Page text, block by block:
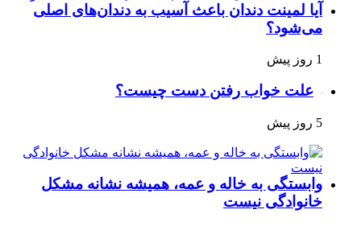
آیا لمینت دندان باعث آسیب به دندان‌های اصلی
می‌شود؟
1 روز پیش
علت خواب رفتن دست چیست؟
5 روز پیش
وابستگی به خاله و عمه، همیشه نشانه مشکل
خانوادگی نیست